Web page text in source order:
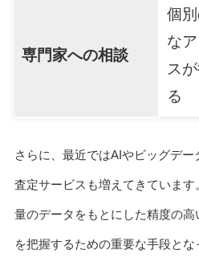
専門家への相談
個
な
ス
る
さらに、最近ではAIやビッグデ
査定サービスも増えてきていま
量のデータをもとにした精度の
を把握するための重要な手段と